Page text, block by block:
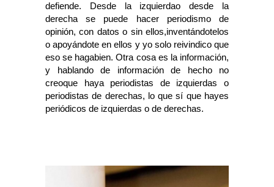
defiende. Desde la izquierdao desde la
derecha se puede hacer periodismo de
opinión, con datos o sin ellos,inventándotelos
o apoyándote en ellos y yo solo reivindico que
eso se hagabien. Otra cosa es la información,
y hablando de información de hecho no
creoque haya periodistas de izquierdas o
periodistas de derechas, lo que sí que hayes
periódicos de izquierdas o de derechas.